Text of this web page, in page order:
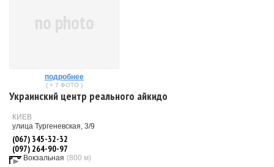
no photo
подробнее
( + 7 ФОТО )
Украинский центр реального айкидо
КИЕВ
улица Тургеневская, 3/9
(067) 345-32-32
(097) 264-90-97
Вокзальная (800 м)